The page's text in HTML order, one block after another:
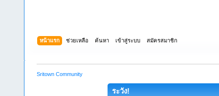
หน้าแรก ช่วยเหลือ ค้นหา เข้าสู่ระบบ สมัครสมาชิก
Sritown Community
ระวัง!